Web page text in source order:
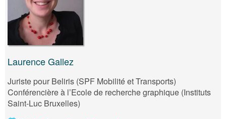
Laurence Gallez
Juriste pour Beliris (SPF Mobilité et Transports)
Conférencière à l’Ecole de recherche graphique (Instituts
Saint-Luc Bruxelles)